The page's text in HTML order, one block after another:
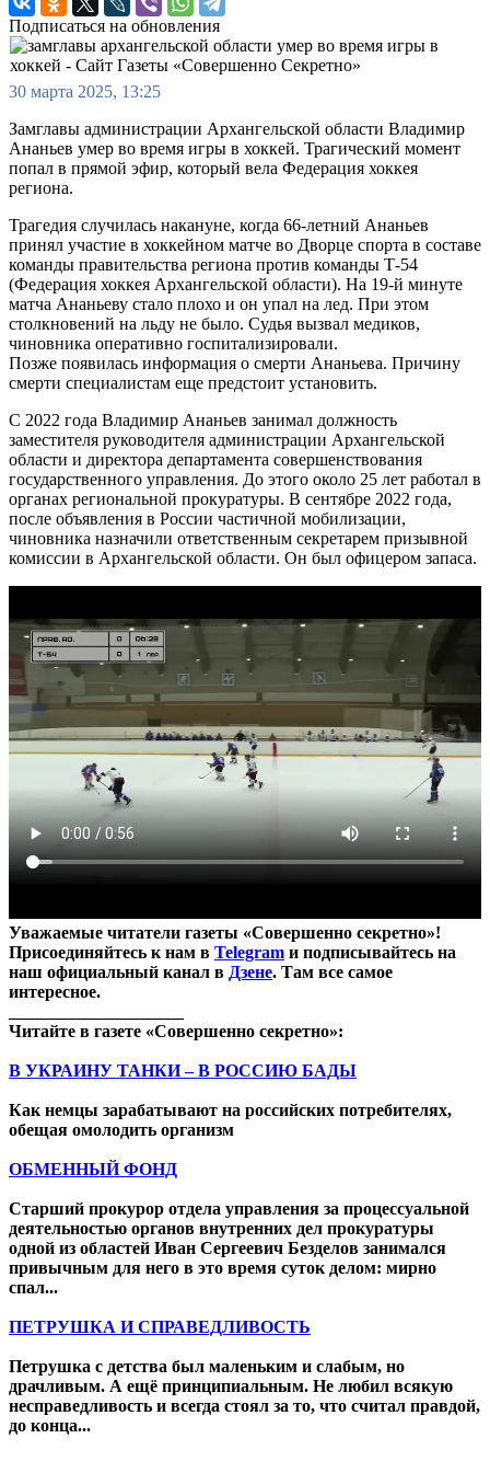
Подписаться на обновления
30 марта 2025, 13:25
Замглавы администрации Архангельской области Владимир
Ананьев умер во время игры в хоккей. Трагический момент
попал в прямой эфир, который вела Федерация хоккея
региона.
Трагедия случилась накануне, когда 66-летний Ананьев
принял участие в хоккейном матче во Дворце спорта в составе
команды правительства региона против команды Т-54
(Федерация хоккея Архангельской области). На 19-й минуте
матча Ананьеву стало плохо и он упал на лед. При этом
столкновений на льду не было. Судья вызвал медиков,
чиновника оперативно госпитализировали.
Позже появилась информация о смерти Ананьева. Причину
смерти специалистам еще предстоит установить.
С 2022 года Владимир Ананьев занимал должность
заместителя руководителя администрации Архангельской
области и директора департамента совершенствования
государственного управления. До этого около 25 лет работал в
органах региональной прокуратуры. В сентябре 2022 года,
после объявления в России частичной мобилизации,
чиновника назначили ответственным секретарем призывной
комиссии в Архангельской области. Он был офицером запаса.
Уважаемые читатели газеты «Совершенно секретно»!
Присоединяйтесь к нам в Telegram и подписывайтесь на
наш официальный канал в Дзене. Там все самое
интересное.
Читайте в газете «Совершенно секретно»:
В УКРАИНУ ТАНКИ – В РОССИЮ БАДЫ
Как немцы зарабатывают на российских потребителях,
обещая омолодить организм
ОБМЕННЫЙ ФОНД
Старший прокурор отдела управления за процессуальной
деятельностью органов внутренних дел прокуратуры
одной из областей Иван Сергеевич Безделов занимался
привычным для него в это время суток делом: мирно
спал...
ПЕТРУШКА И СПРАВЕДЛИВОСТЬ
Петрушка с детства был маленьким и слабым, но
драчливым. А ещё принципиальным. Не любил всякую
несправедливость и всегда стоял за то, что считал правдой,
до конца...